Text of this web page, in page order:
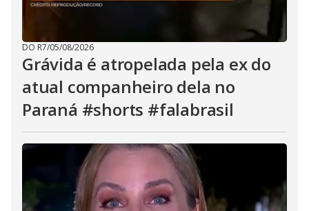
DO R7/05/08/2026
Grávida é atropelada pela ex do
atual companheiro dela no
Paraná #shorts #falabrasil